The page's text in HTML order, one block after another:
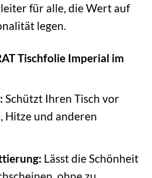
für alle, die Wert auf
legen.
Tischfolie Imperial im
Schützt Ihren Tisch vor
Hitze und anderen
Lässt die Schönheit